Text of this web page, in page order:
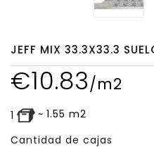
JEFF MIX 33.3X33.3
€10.83/m2
1 ~ 1.55 m2
Cantidad de cajas